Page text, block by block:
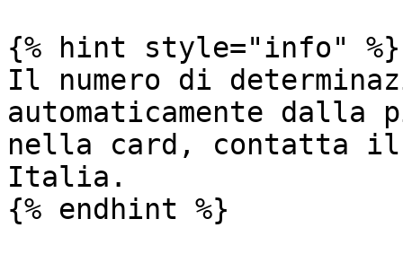
{% hint style="info" %}
Il numero di
automaticamente dalla
nella card, contatta il
Italia.
{% endhint %}